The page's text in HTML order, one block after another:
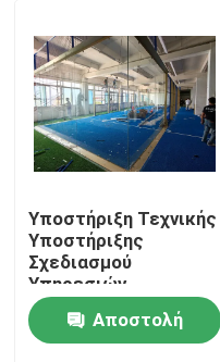
Αρχική
Υποστήριξη Τεχνικής
Υποστήριξης
Σχεδιασμού
Υπηρεσιών
Κατασκευών Σούπερ
Πανοραμικής Σερβίας
Padel Court
Αποστολή